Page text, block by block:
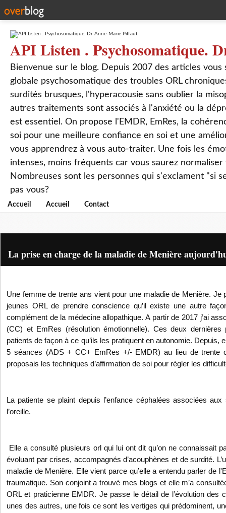
API Listen . Psychosomatique.
Bienvenue sur le blog. Depuis 2007 des articles
globale psychosomatique des troubles ORL
surdités brusques, l'hyperacousie sans oublier la
autres traitements sont associés à l'anxiété ou la
est essentiel. On propose l'EMDR, EmRes, la
soi pour une meilleure confiance en soi et une
vous apprendrez à vous auto-traiter. Une fois les
intenses, moins fréquents car vous saurez
Nombreuses sont les personnes qui s'exclament "si
pas vous?
Accueil Accueil Contact
La prise en charge de la maladie de Menière
Une femme de trente ans vient pour une maladie de Menière. Je
jeunes ORL de prendre conscience qu’il existe une autre
complément de la médecine allopathique. A partir de 2017 j’ai
(CC) et EmRes (résolution émotionnelle). Ces deux dernières
patients de façon à ce qu’ils les pratiquent en autonomie. Depuis,
5 séances (ADS + CC+ EmRes +/- EMDR) au lieu de trente
proposais les techniques d’affirmation de soi pour régler les
La patiente se plaint depuis l’enfance céphalées associées
l’oreille.
Elle a consulté plusieurs orl qui lui ont dit qu’on ne connaissait
évoluant par crises, accompagnés d’acouphènes et de surdité.
maladie de Menière. Elle vient parce qu’elle a entendu parler de
traumatique. Son conjoint a trouvé mes blogs et elle m’a
ORL et praticienne EMDR. Je passe le détail de l’évolution des
unes des autres, une fois ce sont les vertiges qui prédominent,